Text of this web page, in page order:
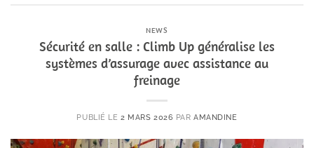
NEWS
Sécurité en salle : Climb Up généralise les
systèmes d’assurage avec assistance au
freinage
PUBLIÉ LE2 MARS 2026 PARAMANDINE